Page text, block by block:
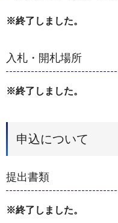
※終了しました。
入札・開札場所
※終了しました。
申込について
提出書類
※終了しました。